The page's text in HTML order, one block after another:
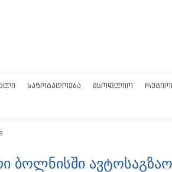
ᲡᲐᲖᲝᲒᲐᲓᲝᲔᲑᲐ ᲛᲡᲝᲤᲚᲘᲝ
ბოლნისში ავტოსაგზაო